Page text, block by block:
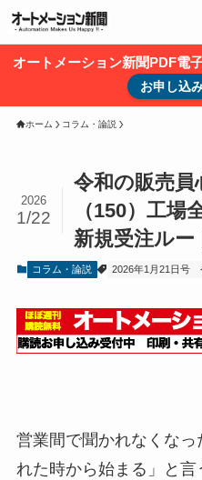
オートメーション新聞PDF電
お申し込
ホーム コラム・論説
令和の販売員
（150）工場
新規受注ルー
2026
1/22
コラム・論説 2026年1月21日号
営業間で聞かれなくな
れた時から始まる」と